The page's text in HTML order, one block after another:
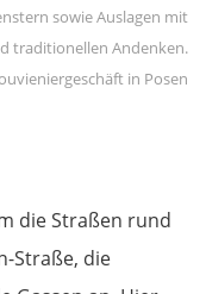
in Posen
die Straßen rund
Straße, die